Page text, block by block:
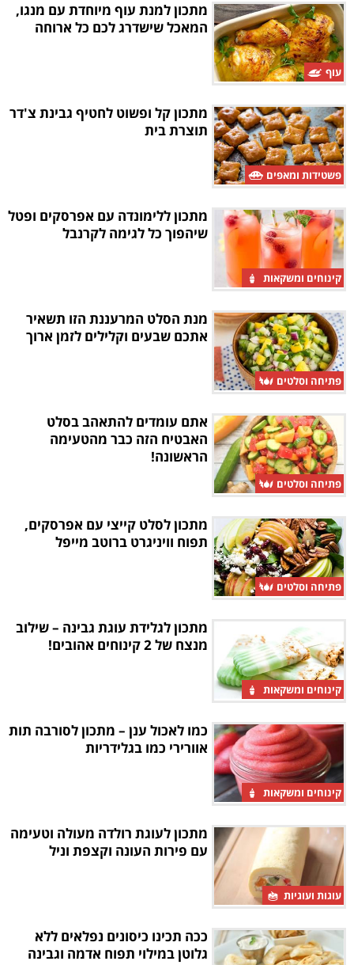
עוף
מתכון למנת עוף מיוחדת עם מנגו,
המאכל שישדרג לכם כל ארוחה
פשטידות ומאפים
מתכון קל ופשוט לחטיף גבינת צ'דר
תוצרת בית
קינוחים ומשקאות
מתכון ללימונדה עם אפרסקים ופטל
שיהפוך כל לגימה לקרנבל
פתיחה וסלטים
מנת הסלט המרעננת הזו תשאיר
אתכם שבעים וקלילים לזמן ארוך
פתיחה וסלטים
אתם עומדים להתאהב בסלט
האבטיח הזה כבר מהטעימה
הראשונה!
פתיחה וסלטים
מתכון לסלט קייצי עם אפרסקים,
תפוח וויניגרט ברוטב מייפל
קינוחים ומשקאות
מתכון לגלידת עוגת גבינה – שילוב
מנצח של 2 קינוחים אהובים!
קינוחים ומשקאות
כמו לאכול ענן – מתכון לסורבה תות
אוורירי כמו בגלידריות
עוגות ועוגיות
מתכון לעוגת רולדה מעולה וטעימה
עם פירות העונה וקצפת וניל
ככה תכינו כיסונים נפלאים ללא
גלוטן במילוי תפוח אדמה וגבינה